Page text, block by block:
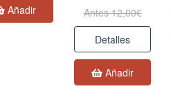
Añadir
Antes 12,00€
Detalles
Añadir